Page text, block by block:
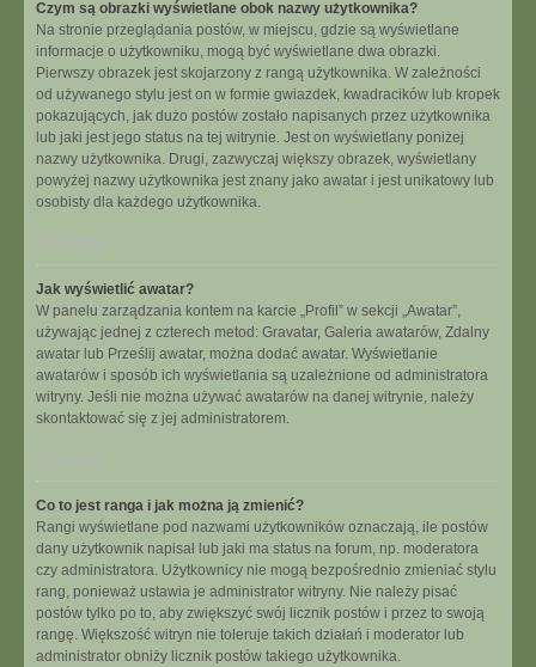
Czym są obrazki wyświetlane obok nazwy użytkownika?
Na stronie przeglądania postów, w miejscu, gdzie są wyświetlane
informacje o użytkowniku, mogą być wyświetlane dwa obrazki.
Pierwszy obrazek jest skojarzony z rangą użytkownika. W zależności
od używanego stylu jest on w formie gwiazdek, kwadracików lub kropek
pokazujących, jak dużo postów zostało napisanych przez użytkownika
lub jaki jest jego status na tej witrynie. Jest on wyświetlany poniżej
nazwy użytkownika. Drugi, zazwyczaj większy obrazek, wyświetlany
powyżej nazwy użytkownika jest znany jako awatar i jest unikatowy lub
osobisty dla każdego użytkownika.
Jak wyświetlić awatar?
W panelu zarządzania kontem na karcie „Profil” w sekcji „Awatar”,
używając jednej z czterech metod: Gravatar, Galeria awatarów, Zdalny
awatar lub Prześlij awatar, można dodać awatar. Wyświetlanie
awatarów i sposób ich wyświetlania są uzależnione od administratora
witryny. Jeśli nie można używać awatarów na danej witrynie, należy
skontaktować się z jej administratorem.
Co to jest ranga i jak można ją zmienić?
Rangi wyświetlane pod nazwami użytkowników oznaczają, ile postów
dany użytkownik napisał lub jaki ma status na forum, np. moderatora
czy administratora. Użytkownicy nie mogą bezpośrednio zmieniać stylu
rang, ponieważ ustawia je administrator witryny. Nie należy pisać
postów tylko po to, aby zwiększyć swój licznik postów i przez to swoją
rangę. Większość witryn nie toleruje takich działań i moderator lub
administrator obniży licznik postów takiego użytkownika.